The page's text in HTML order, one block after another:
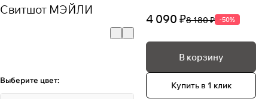
Свитшот МЭЙЛИ
Выберите цвет:
4 090 ₽8 180 ₽ -50%
В корзину
Купить в 1 клик